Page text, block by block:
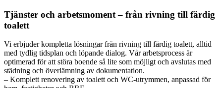
Tjänster och arbetsmoment – från rivning till färdig
toalett
Vi erbjuder kompletta lösningar från rivning till färdig toalett, alltid
med tydlig tidsplan och löpande dialog. Vår arbetsprocess är
optimerad för att störa boende så lite som möjligt och avslutas med
städning och överlämning av dokumentation.
– Komplett renovering av toalett och WC‑utrymmen, anpassad för